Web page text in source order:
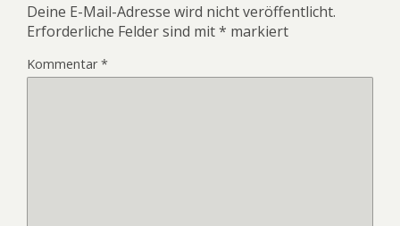
Deine E-Mail-Adresse wird nicht veröffentlicht.
Erforderliche Felder sind mit* markiert
Kommentar*